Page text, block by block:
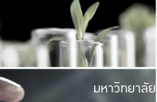
มีพื้นที่เขียวสดใส
เป็นป่าในเมือง เกษต
มหาวิ
ค
มหาวิทยาลัย